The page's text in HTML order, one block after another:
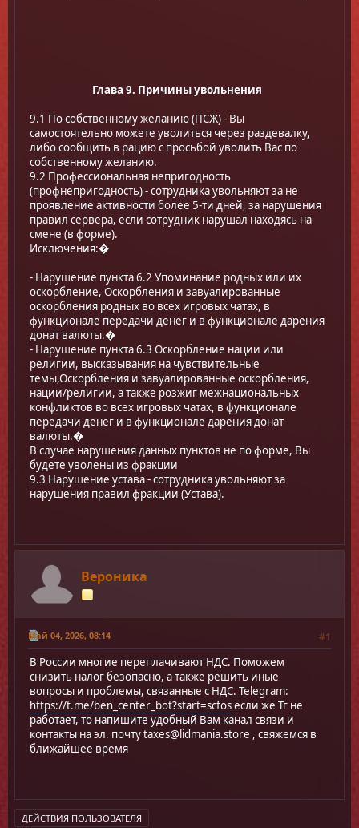
Глава 9. Причины увольнения
9.1 По собственному желанию (ПСЖ) - Вы
самостоятельно можете уволиться через раздевалку,
либо сообщить в рацию с просьбой уволить Вас по
собственному желанию.
9.2 Профессиональная непригодность
(профнепригодность) - сотрудника увольняют за не
проявление активности более 5-ти дней, за нарушения
правил сервера, если сотрудник нарушал находясь на
смене (в форме).
Исключения:�
- Нарушение пункта 6.2 Упоминание родных или их
оскорбление, Оскорбления и завуалированные
оскорбления родных во всех игровых чатах, в
функционале передачи денег и в функционале дарения
донат валюты.�
- Нарушение пункта 6.3 Оскорбление нации или
религии, высказывания на чувствительные
темы,Оскорбления и завуалированные оскорбления,
нации/религии, а также розжиг межнациональных
конфликтов во всех игровых чатах, в функционале
передачи денег и в функционале дарения донат
валюты.�
В случае нарушения данных пунктов не по форме, Вы
будете уволены из фракции
9.3 Нарушение устава - сотрудника увольняют за
нарушения правил фракции (Устава).
Вероника
Май 04, 2026, 08:14 #1
В России многие переплачивают НДС. Поможем
снизить налог безопасно, а также решить иные
вопросы и проблемы, связанные с НДС. Telegram:
https://t.me/ben_center_bot?start=scfosесли же Тг не
работает, то напишите удобный Вам канал связи и
контакты на эл. почтуtaxes@lidmania.store , свяжемся в
ближайшее время
ДЕЙСТВИЯ ПОЛЬЗОВАТЕЛЯ